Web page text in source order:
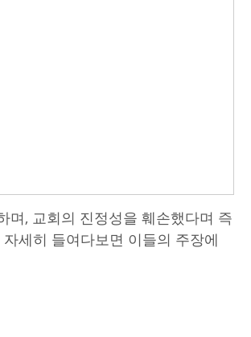
며, 교회의 진정성을 훼손했다며 즉
세히 들여다보면 이들의 주장에